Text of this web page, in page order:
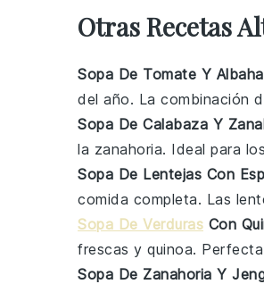
Otras Recetas
Sopa De Tomate Y
del año. La combinación
Sopa De Calabaza Y
la zanahoria. Ideal para
Sopa De Lentejas Con
comida completa. Las
Sopa De Verduras Con
frescas y quinoa.
Sopa De Zanahoria Y